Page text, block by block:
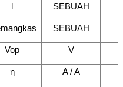
l SEBUAH
SEBUAH
Vop V
η A / A